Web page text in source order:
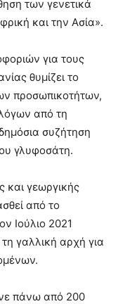
των γενετικά
και την Ασία».
για τους
θυμίζει το
προσωπικοτήτων,
από τη
συζήτηση
γλυφοσάτη.
και γεωργικής
από το
Ιούλιο 2021
γαλλική αρχή για
πάνω από 200